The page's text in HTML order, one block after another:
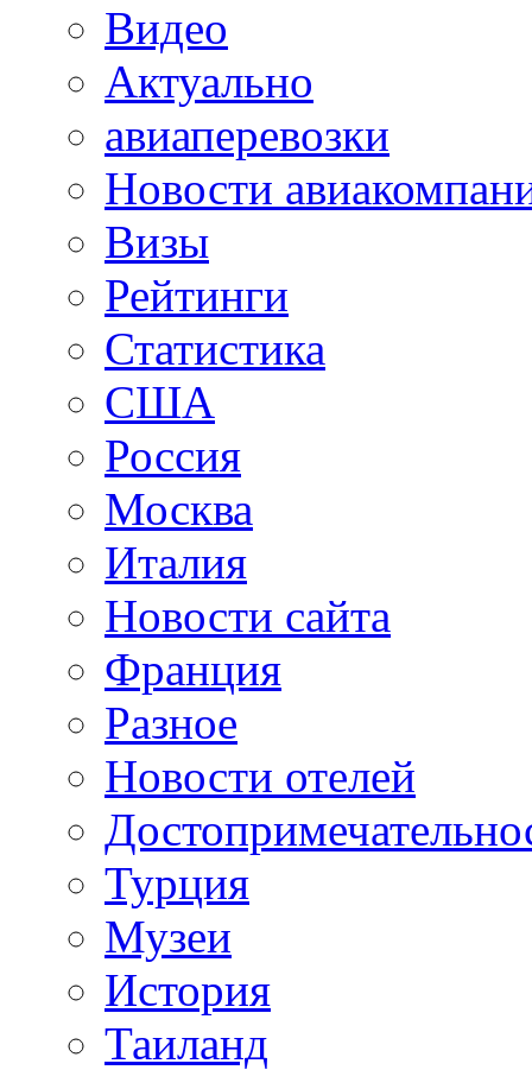
Видео
Актуально
авиаперевозки
Новости
Визы
Рейтинги
Статистика
США
Россия
Москва
Италия
Новости сайта
Франция
Разное
Новости отелей
Турция
Музеи
История
Таиланд